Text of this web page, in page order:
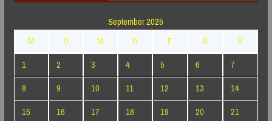
September 2025
M
D M D F S
S
1
2 3 4 5 6
7
8
9 10 11 12 13
14
15
16 17 18 19 20 21